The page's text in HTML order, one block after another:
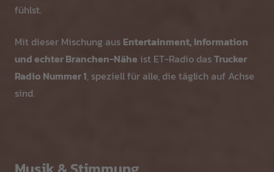
fühlst.
Mit dieser Mischung aus Entertainment, Information
und echter Branchen-Nähe ist ET-Radio dasTrucker
Radio Nummer 1, speziell für alle, die täglich auf Achse
sind.